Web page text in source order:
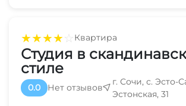
★★★★☆Квартира
Студия в
стиле
0.0 Нет отзывов
г. Сочи, с. Эсто-
Эстонская, 31